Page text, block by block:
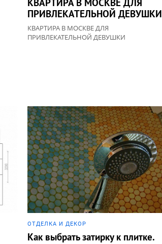
КВАРТИРА В МОСКВЕ ДЛЯ
ПРИВЛЕКАТЕЛЬНОЙ ДЕВУШКИ
КВАРТИРА В МОСКВЕ ДЛЯ
ПРИВЛЕКАТЕЛЬНОЙ ДЕВУШКИ
ОТДЕЛКА И ДЕКОР
Как выбрать затирку к плитке.